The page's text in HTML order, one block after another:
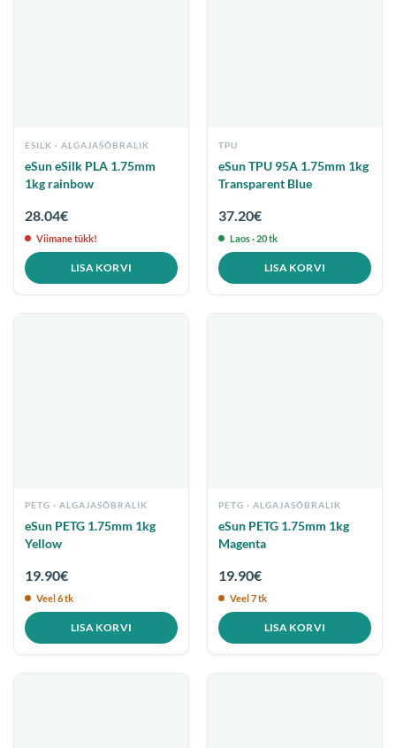
ESILK
eSun eSilk PLA 1.75mm
1kg rainbow
28.04€
Viimane tükk!
LISA KORVI
TPU
eSun TPU 95A 1.75mm 1kg
Transparent Blue
37.20€
Laos · 20 tk
LISA KORVI
PETG
eSun PETG 1.75mm 1kg
Yellow
19.90€
Veel 6 tk
LISA KORVI
PETG
eSun PETG 1.75mm 1kg
Magenta
19.90€
Veel 7 tk
LISA KORVI